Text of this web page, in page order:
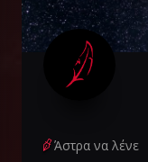
Άστρα να λένε